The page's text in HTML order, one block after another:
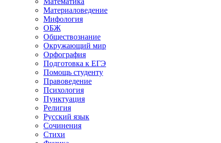
Материаловедение
Мифология
ОБЖ
Обществознание
Окружающий мир
Орфография
Подготовка к ЕГЭ
Помощь студенту
Правоведение
Психология
Пунктуация
Религия
Русский язык
Сочинения
Стихи